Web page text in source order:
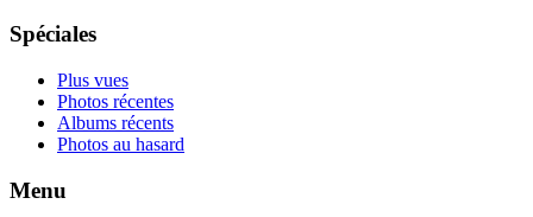
Spéciales
Plus vues
Photos récentes
Albums récents
Photos au hasard
Menu